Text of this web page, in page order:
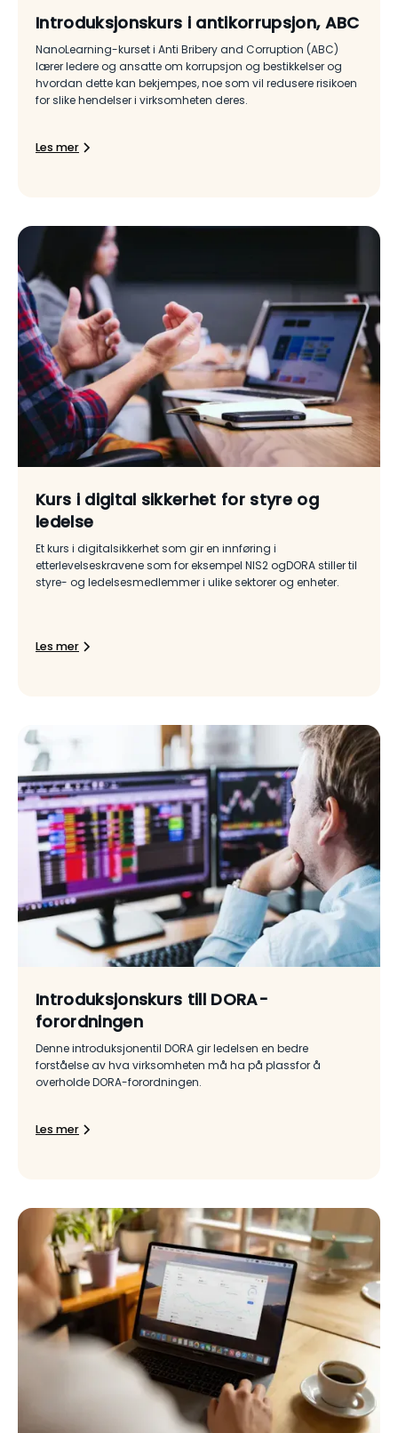
Introduksjonskurs i antikorrupsjon, ABC
NanoLearning-kurset i Anti Bribery and Corruption (ABC)
lærer ledere og ansatte om korrupsjon og bestikkelser og
hvordan dette kan bekjempes, noe som vil redusere risikoen
for slike hendelser i virksomheten deres.
Les mer
Kurs i digital sikkerhet for styre og
ledelse
Et kurs i digitalsikkerhet som gir en innføring i
etterlevelseskravene som for eksempel NIS2 ogDORA stiller til
styre- og ledelsesmedlemmer i ulike sektorer og enheter.
Les mer
Introduksjonskurs till DORA-
forordningen
Denne introduksjonentil DORA gir ledelsen en bedre
forståelse av hva virksomheten må ha på plassfor å
overholde DORA-forordningen.
Les mer